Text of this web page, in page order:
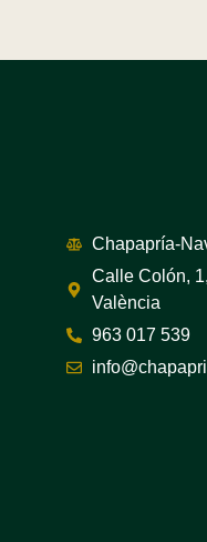
Chapapría-
Calle Colón,
València
963 017 539